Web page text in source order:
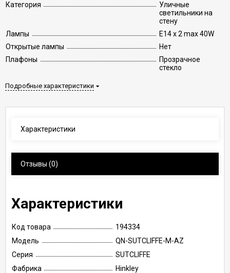
Категория
Уличные
светильники на
стену
Лампы
E14 x 2 max 40W
Открытые лампы
Нет
Плафоны
Прозрачное
стекло
Подробные характеристики
Характеристики
Отзывы (0)
Характеристики
Код товара
194334
Модель
QN-SUTCLIFFE-M-AZ
Серия
SUTCLIFFE
Фабрика
Hinkley